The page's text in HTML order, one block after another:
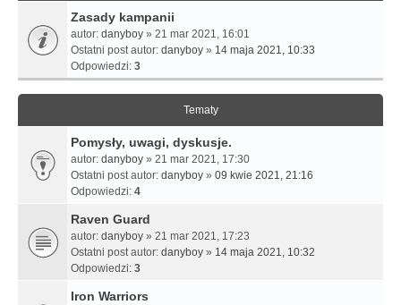
Zasady kampanii
autor: danyboy » 21 mar 2021, 16:01
Ostatni post autor: danyboy » 14 maja 2021, 10:33
Odpowiedzi: 3
Tematy
Pomysły, uwagi, dyskusje.
autor: danyboy » 21 mar 2021, 17:30
Ostatni post autor: danyboy » 09 kwie 2021, 21:16
Odpowiedzi: 4
Raven Guard
autor: danyboy » 21 mar 2021, 17:23
Ostatni post autor: danyboy » 14 maja 2021, 10:32
Odpowiedzi: 3
Iron Warriors